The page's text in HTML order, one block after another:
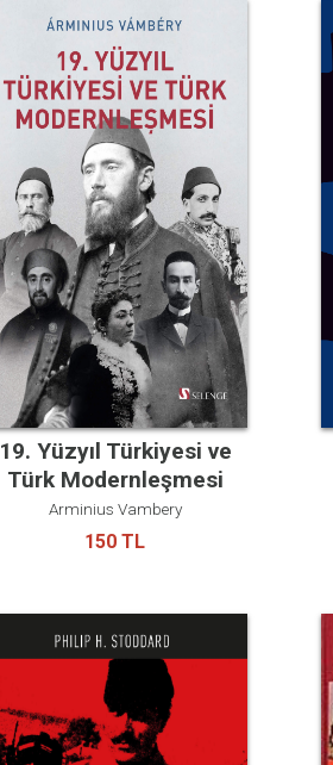
19. Yüzyıl Türkiyesi ve
Türk Modernleşmesi
Arminius Vambery
150 TL